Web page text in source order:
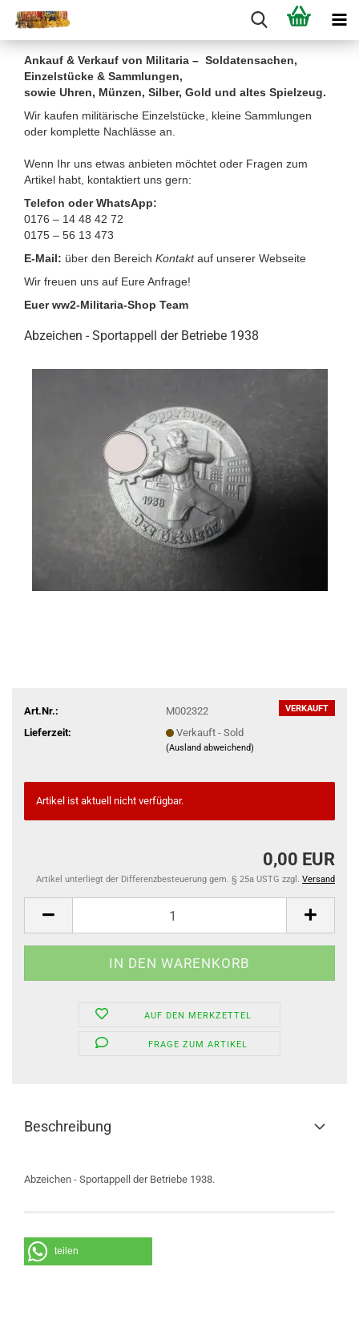
Ankauf & Verkauf von Militaria – Soldatensachen,
Einzelstücke & Sammlungen,
sowie Uhren, Münzen, Silber, Gold und altes Spielzeug.
Wir kaufen militärische Einzelstücke, kleine Sammlungen
oder komplette Nachlässe an.
Wenn Ihr uns etwas anbieten möchtet oder Fragen zum
Artikel habt, kontaktiert uns gern:
Telefon oder WhatsApp:
0176 – 14 48 42 72
0175 – 56 13 473
E-Mail: über den Bereich Kontakt auf unserer Webseite
Wir freuen uns auf Eure Anfrage!
Euer ww2-Militaria-Shop Team
Abzeichen - Sportappell der Betriebe 1938
VERKAUFT
Art.Nr.:
M002322
Lieferzeit:
Verkauft - Sold
(Ausland abweichend)
Artikel ist aktuell nicht verfügbar.
0,00 EUR
Artikel unterliegt der Differenzbesteuerung gem. § 25a USTG zzgl. Versand
AUF DEN MERKZETTEL
FRAGE ZUM ARTIKEL
Beschreibung
Abzeichen - Sportappell der Betriebe 1938.
teilen